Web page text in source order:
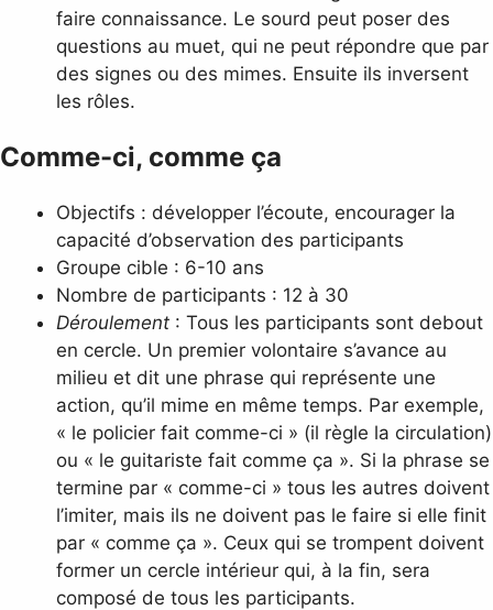
faire connaissance. Le sourd peut poser des
questions au muet, qui ne peut répondre que par
des signes ou des mimes. Ensuite ils inversent
les rôles.
Comme-ci, comme ça
Objectifs : développer l’écoute, encourager la
capacité d’observation des participants
Groupe cible : 6-10 ans
Nombre de participants : 12 à 30
Déroulement : Tous les participants sont debout
en cercle. Un premier volontaire s’avance au
milieu et dit une phrase qui représente une
action, qu’il mime en même temps. Par exemple,
« le policier fait comme-ci » (il règle la circulation)
ou « le guitariste fait comme ça ». Si la phrase se
termine par « comme-ci » tous les autres doivent
l’imiter, mais ils ne doivent pas le faire si elle finit
par « comme ça ». Ceux qui se trompent doivent
former un cercle intérieur qui, à la fin, sera
composé de tous les participants.